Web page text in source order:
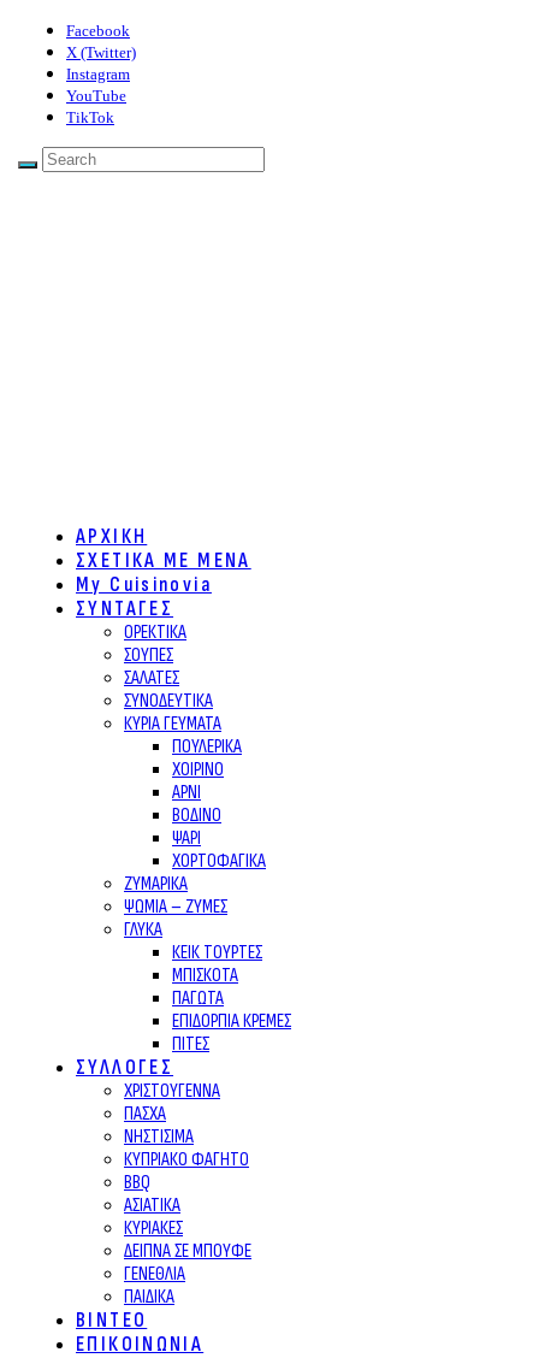
Facebook
X (Twitter)
Instagram
YouTube
TikTok
ΑΡΧΙΚΗ
ΣΧΕΤΙΚΑ ΜΕ ΜΕΝΑ
My Cuisinovia
ΣΥΝΤΑΓΕΣ
ΟΡΕΚΤΙΚΑ
ΣΟΥΠΕΣ
ΣΑΛΑΤΕΣ
ΣΥΝΟΔΕΥΤΙΚΑ
ΚΥΡΙΑ ΓΕΥΜΑΤΑ
ΠΟΥΛΕΡΙΚΑ
ΧΟΙΡΙΝΟ
ΑΡΝΙ
ΒΟΔΙΝΟ
ΨΑΡΙ
ΧΟΡΤΟΦΑΓΙΚΑ
ΖΥΜΑΡΙΚΑ
ΨΩΜΙΑ – ΖΥΜΕΣ
ΓΛΥΚΑ
ΚΕΙΚ ΤΟΥΡΤΕΣ
ΜΠΙΣΚΟΤΑ
ΠΑΓΩΤΑ
ΕΠΙΔΟΡΠΙΑ ΚΡΕΜΕΣ
ΠΙΤΕΣ
ΣΥΛΛΟΓΕΣ
ΧΡΙΣΤΟΥΓΕΝΝΑ
ΠΑΣΧΑ
ΝΗΣΤΙΣΙΜΑ
ΚΥΠΡΙΑΚΟ ΦΑΓΗΤΟ
BBQ
ΑΣΙΑΤΙΚΑ
ΚΥΡΙΑΚΕΣ
ΔΕΙΠΝΑ ΣΕ ΜΠΟΥΦΕ
ΓΕΝΕΘΛΙΑ
ΠΑΙΔΙΚΑ
ΒΙΝΤΕΟ
ΕΠΙΚΟΙΝΩΝΙΑ